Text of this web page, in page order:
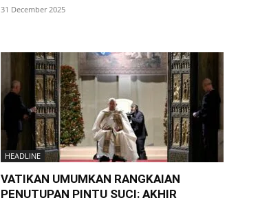
31 December 2025
HEADLINE
VATIKAN UMUMKAN RANGKAIAN
PENUTUPAN PINTU SUCI: AKHIR